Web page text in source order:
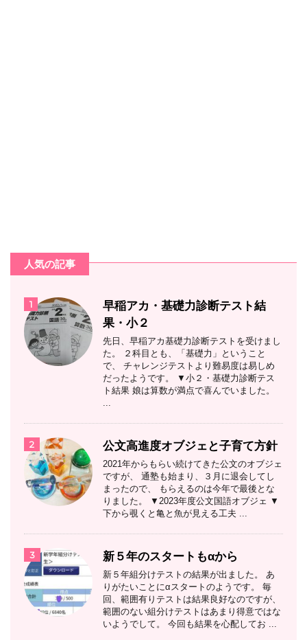
人気の記事
1
早稲アカ・基礎力診断テスト結
果・小２
先日、早稲アカ基礎力診断テストを受けまし
た。 ２科目とも、「基礎力」ということ
で、 チャレンジテストより難易度は易しめ
だったようです。 ▼小２・基礎力診断テス
ト結果 娘は算数が満点で喜んでいました。
...
2 公文高進度オブジェと子育て方針
2021年からもらい続けてきた公文のオブジェ
ですが、 通塾も始まり、３月に退会してし
まったので、 もらえるのは今年で最後とな
りました。 ▼2023年度公文国語オブジェ ▼
下から覗くと亀と魚が見える工夫 ...
3 新５年のスタートもαから
新５年組分けテストの結果が出ました。 あ
りがたいことにαスタートのようです。 毎
回、範囲有りテストは結果良好なのですが、
範囲のない組分けテストはあまり得意ではな
いようでして。 今回も結果を心配してお ...